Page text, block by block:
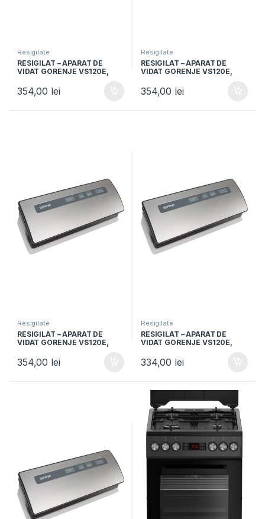
Resigilate
RESIGILAT – APARAT DE
VIDAT GORENJE VS120E,
uscata, Functie sigilare,
Argintiu/Negru
354,00 lei
Resigilate
RESIGILAT – APARAT DE
VIDAT GORENJE VS120E,
uscata, Functie sigilare,
Argintiu/Negru
354,00 lei
Resigilate
RESIGILAT – APARAT DE
VIDAT GORENJE VS120E,
uscata, Functie sigilare,
Argintiu/Negru
354,00 lei
Resigilate
RESIGILAT – APARAT DE
VIDAT GORENJE VS120E,
uscata, Functie sigilare,
Argintiu/Negru
334,00 lei